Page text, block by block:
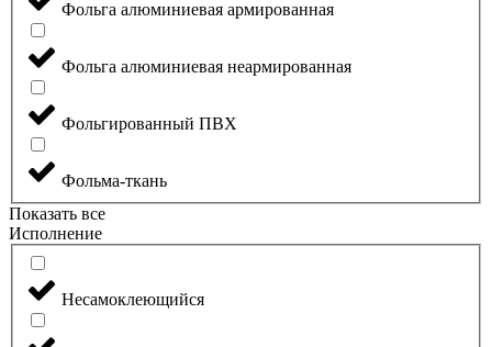
Фольга алюминиевая армированная
Фольга алюминиевая неармированная
Фольгированный ПВХ
Фольма-ткань
Показать все
Исполнение
Несамоклеющийся